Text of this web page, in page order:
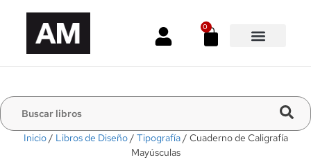
0
Inicio/ Libros de Diseño/ Tipografía/ Cuaderno de Caligrafía
Mayúsculas